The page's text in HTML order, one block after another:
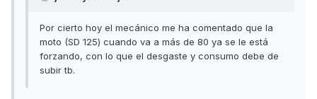
Por cierto hoy el mecánico me ha comentado que la
moto (SD 125) cuando va a más de 80 ya se le está
forzando, con lo que el desgaste y consumo debe de
subir tb.